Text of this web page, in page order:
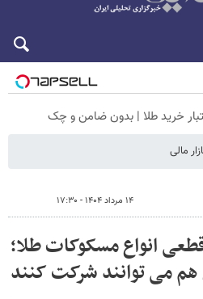
مالی
۱۴ مرداد ۱۴۰۴ - ۱۷:۳۰
انواع مسکوکات طلا؛
هم می توانند شرکت کنند